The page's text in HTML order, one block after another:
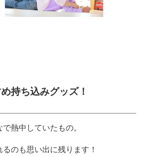
持ち込みグッズ！
熱中していたもの。
のも思い出に残ります！